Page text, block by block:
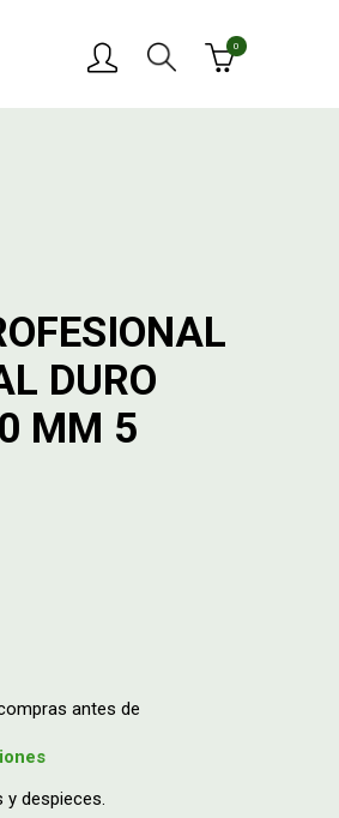
0
DURO
MM 5
antes de
despieces.